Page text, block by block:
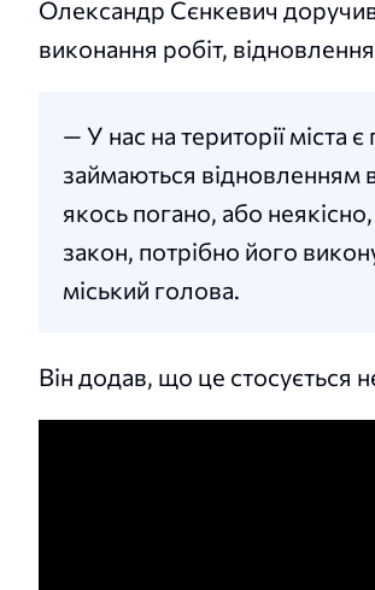
Олександр Сєнкевич
виконання робіт,
— У нас на території
займаються відновленням
якось погано, або
закон, потрібно його
міський голова.
Він додав, що це стосується